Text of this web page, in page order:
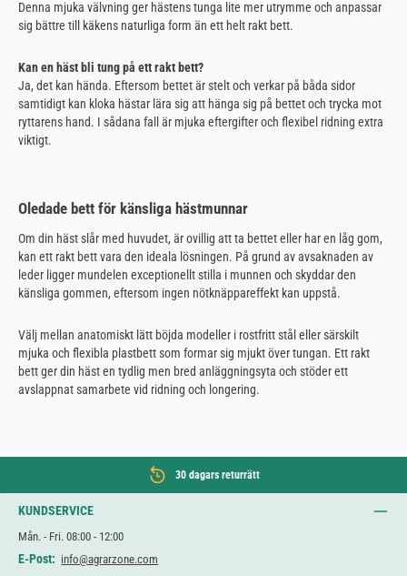
Denna mjuka välvning ger hästens tunga lite mer utrymme och anpassar
sig bättre till käkens naturliga form än ett helt rakt bett.
Kan en häst bli tung på ett rakt bett?
Ja, det kan hända. Eftersom bettet är stelt och verkar på båda sidor
samtidigt kan kloka hästar lära sig att hänga sig på bettet och trycka mot
ryttarens hand. I sådana fall är mjuka eftergifter och flexibel ridning extra
viktigt.
Oledade bett för känsliga hästmunnar
Om din häst slår med huvudet, är ovillig att ta bettet eller har en låg gom,
kan ett rakt bett vara den ideala lösningen. På grund av avsaknaden av
leder ligger mundelen exceptionellt stilla i munnen och skyddar den
känsliga gommen, eftersom ingen nötknäppareffekt kan uppstå.
Välj mellan anatomiskt lätt böjda modeller i rostfritt stål eller särskilt
mjuka och flexibla plastbett som formar sig mjukt över tungan. Ett rakt
bett ger din häst en tydlig men bred anläggningsyta och stöder ett
avslappnat samarbete vid ridning och longering.
30 dagars returrätt
KUNDSERVICE
Mån. - Fri. 08:00 - 12:00
E-Post: info@agrarzone.com